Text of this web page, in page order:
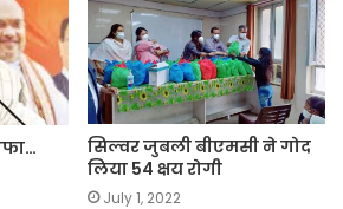
सिल्वर जुबली बीएमसी ने गोद
लिया 54 क्षय रोगी
July 1, 2022